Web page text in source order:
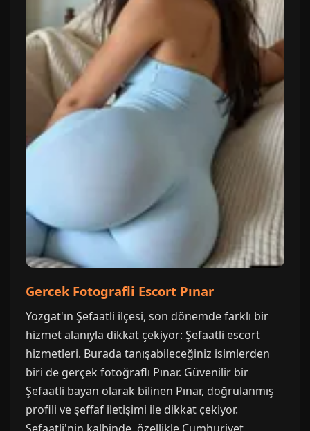
Gercek Fotografli Escort Pınar
Yozgat'ın Şefaatli ilçesi, son dönemde farklı bir
hizmet alanıyla dikkat çekiyor: Şefaatli escort
hizmetleri. Burada tanışabileceğiniz isimlerden
biri de gerçek fotoğraflı Pınar. Güvenilir bir
Şefaatli bayan olarak bilinen Pınar, doğrulanmış
profili ve şeffaf iletişimi ile dikkat çekiyor.